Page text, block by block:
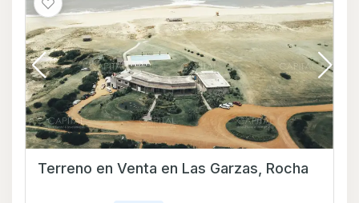
Terreno en Venta en Las Garzas, Rocha